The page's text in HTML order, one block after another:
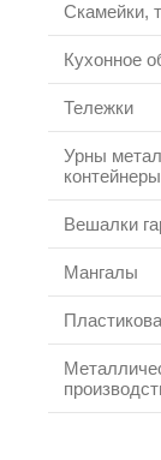
Скамейки,
Кухонное
Тележки
Урны
Вешалки
Мангалы